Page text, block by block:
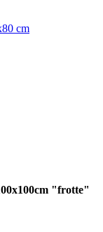
cm
"frotte"